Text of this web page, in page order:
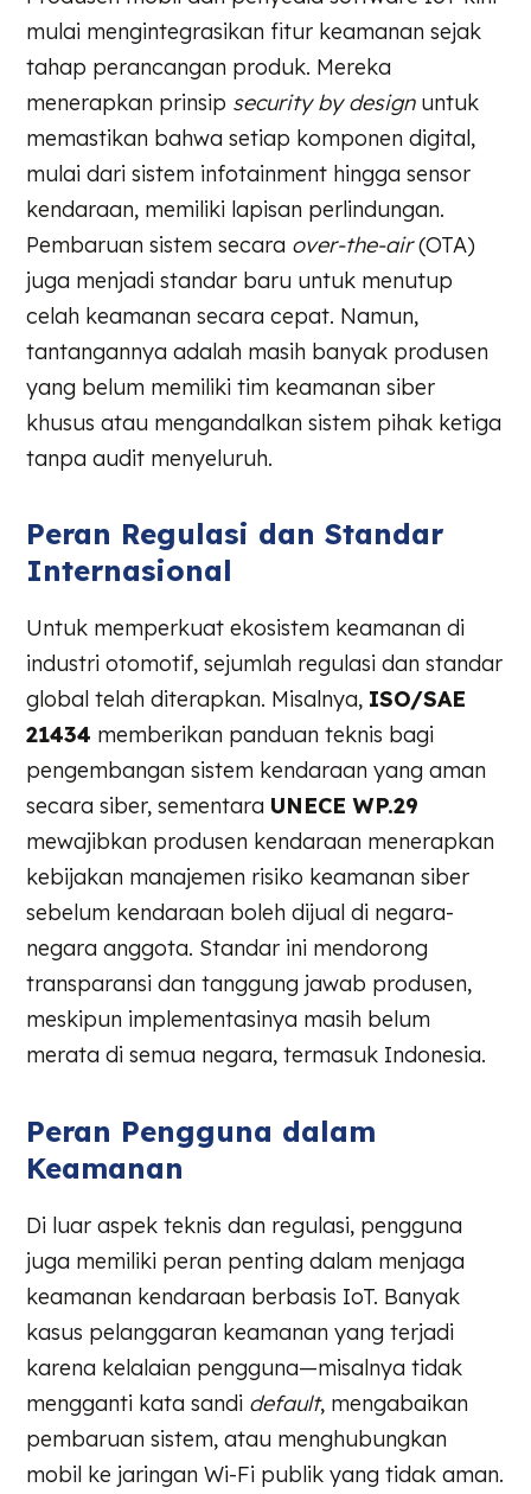
mulai mengintegrasikan fitur keamanan sejak
tahap perancangan produk. Mereka
menerapkan prinsip security by designuntuk
memastikan bahwa setiap komponen digital,
mulai dari sistem infotainment hingga sensor
kendaraan, memiliki lapisan perlindungan.
Pembaruan sistem secara over-the-air(OTA)
juga menjadi standar baru untuk menutup
celah keamanan secara cepat. Namun,
tantangannya adalah masih banyak produsen
yang belum memiliki tim keamanan siber
khusus atau mengandalkan sistem pihak ketiga
tanpa audit menyeluruh.
Peran Regulasi dan Standar
Internasional
Untuk memperkuat ekosistem keamanan di
industri otomotif, sejumlah regulasi dan standar
global telah diterapkan. Misalnya, ISO/SAE
21434 memberikan panduan teknis bagi
pengembangan sistem kendaraan yang aman
secara siber, sementara UNECE WP.29
mewajibkan produsen kendaraan menerapkan
kebijakan manajemen risiko keamanan siber
sebelum kendaraan boleh dijual di negara-
negara anggota. Standar ini mendorong
transparansi dan tanggung jawab produsen,
meskipun implementasinya masih belum
merata di semua negara, termasuk Indonesia.
Peran Pengguna dalam
Keamanan
Di luar aspek teknis dan regulasi, pengguna
juga memiliki peran penting dalam menjaga
keamanan kendaraan berbasis IoT. Banyak
kasus pelanggaran keamanan yang terjadi
karena kelalaian pengguna—misalnya tidak
mengganti kata sandi default, mengabaikan
pembaruan sistem, atau menghubungkan
mobil ke jaringan Wi-Fi publik yang tidak aman.